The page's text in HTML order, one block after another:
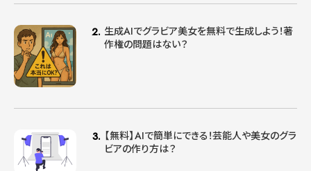
生成AIでグラビア美女を無料で生成しよう！著
作権の問題はない？
【無料】AIで簡単にできる！芸能人や美女のグラ
ビアの作り方は？